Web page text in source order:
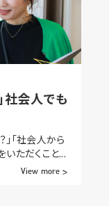
社会人でも
「社会人から
いただくこと...
View more >